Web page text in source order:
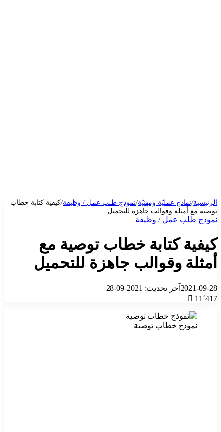
الرئيسية/نماذج عمليّة ومهنيّة/نموذج طلب عمل / وظيفة/كيفية كتابة خطاب
توصية مع أمثلة وقوالب جاهزة للتحميل
نموذج طلب عمل / وظيفة
كيفية كتابة خطاب توصية مع
أمثلة وقوالب جاهزة للتحميل
2021-09-28 آخر تحديث: 2021-09-28
11٬417
نموذج خطاب توصية